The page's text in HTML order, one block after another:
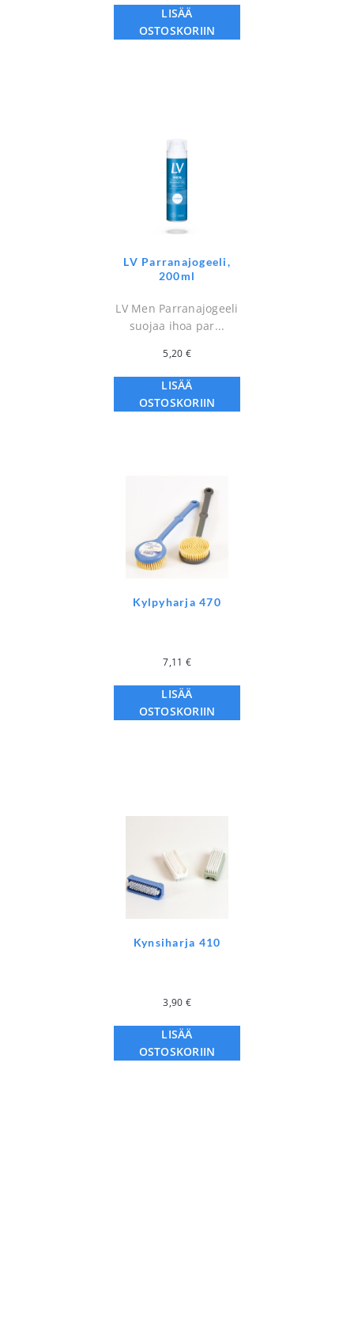
LISÄÄ
OSTOSKORIIN
LV Parranajogeeli,
200ml
LV Men Parranajogeeli
suojaa ihoa par...
5,20 €
LISÄÄ
OSTOSKORIIN
Kylpyharja 470
7,11 €
LISÄÄ
OSTOSKORIIN
Kynsiharja 410
3,90 €
LISÄÄ
OSTOSKORIIN